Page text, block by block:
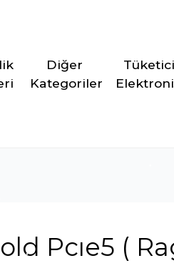
Diğer
Kategoriler
Tüketici
Pcıe5 (